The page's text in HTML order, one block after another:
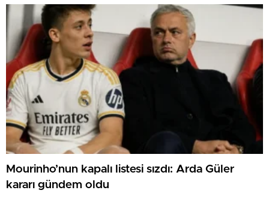
Mourinho’nun kapalı listesi sızdı: Arda Güler
kararı gündem oldu